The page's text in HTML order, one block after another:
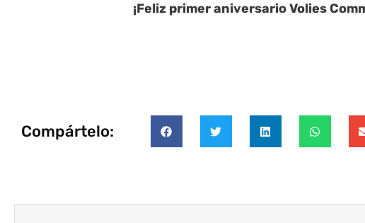
¡Feliz primer aniversario Volies
Compártelo: